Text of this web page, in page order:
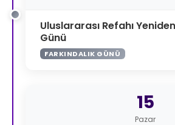
Uluslararası Refahı
Günü
FARKINDALIK GÜNÜ
15
Pazar